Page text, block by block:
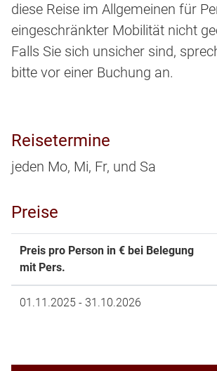
diese Reise im Allgemeinen für
eingeschränkter Mobilität nicht
Falls Sie sich unsicher sind,
bitte vor einer Buchung an.
Reisetermine
jeden Mo, Mi, Fr, und Sa
Preise
Preis pro Person in € bei Belegung
mit Pers.
01.11.2025 - 31.10.2026